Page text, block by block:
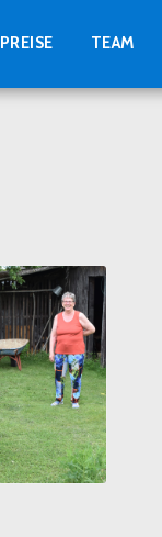
PREISE TEAM